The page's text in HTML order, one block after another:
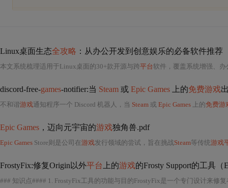
Linux桌面生态全攻略 ：从办公开发到创意娱乐的必备软件推荐
本文系统梳理适用于Linux桌面的30+款开源与跨平台软件，覆盖系统增强、办公套件（LibreOffice/OnlyOffice）、开发工具（VSCode/JetBrains/DBeaver）、创意应用（GIMP/Krita/Kdenlive）、
discord-free-games-notifier:当 Steam 或 Epic Games 上的免费游戏
不和谐游戏通知程序一个 Discord 机器人，当 Steam 或 Epic Games 上的免费游
Epic Games ，迈向元宇宙的游戏独角兽.pdf
Epic Games Store则是公司在游戏发行领域的尝试，旨在挑战Steam等传统游戏
FrostyFix:修复Origin以外平台 上的游戏的Frosty Support的工具（
### 知识点#### 1. FrostyFix工具的功能与目的FrostyFix是一个专门设计来修